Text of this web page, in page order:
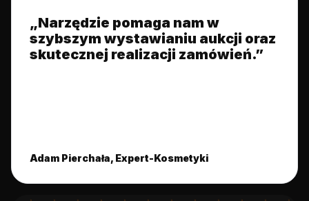
„Narzędzie pomaga nam w
szybszym wystawianiu aukcji oraz
skutecznej realizacji zamówień.”
Adam Pierchała, Expert-Kosmetyki